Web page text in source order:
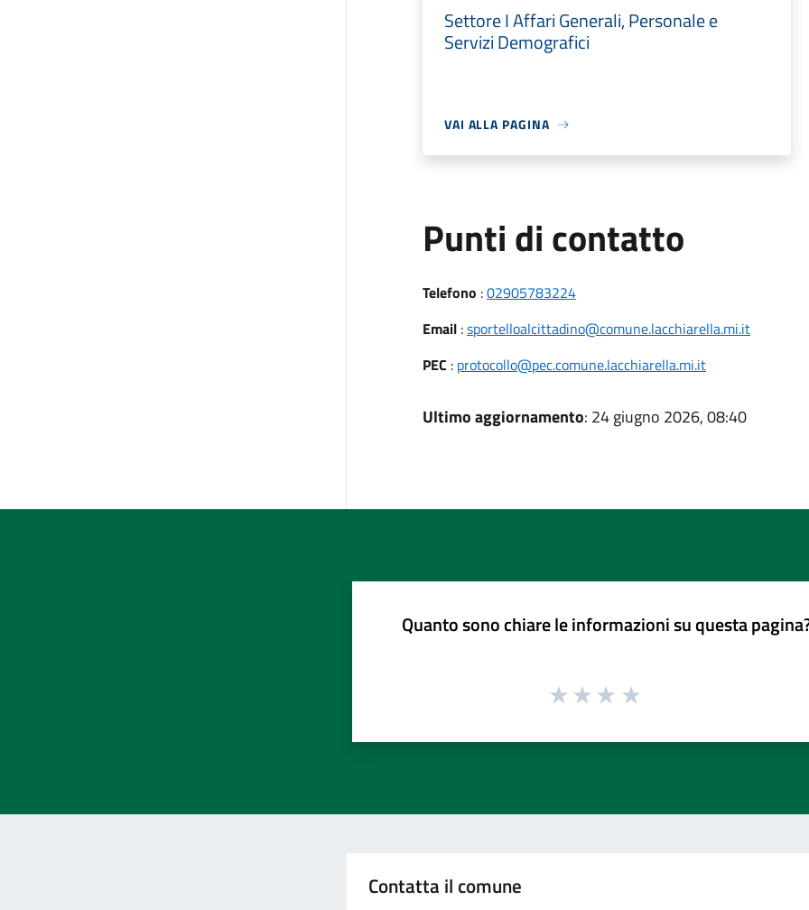
Settore I Affari Generali, Personale e
Servizi Demografici
VAI ALLA PAGINA
Punti di contatto
Telefono :02905783224
Email:sportelloalcittadino@comune.lacchiarella.mi.it
PEC : protocollo@pec.comune.lacchiarella.mi.it
Ultimo aggiornamento: 24 giugno 2026, 08:40
Quanto sono chiare le informazioni su questa
Contatta il comune